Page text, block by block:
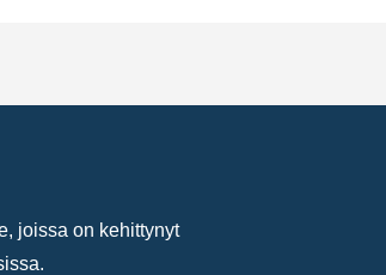
joissa on kehittynyt